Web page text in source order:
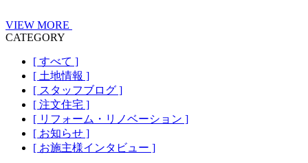
VIEW MORE
CATEGORY
[ すべて ]
[ 土地情報 ]
[ スタッフブログ ]
[ 注文住宅 ]
[ リフォーム・リノベーション ]
[ お知らせ ]
[ お施主様インタビュー ]